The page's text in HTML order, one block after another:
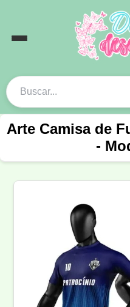
Arte Camisa de
-